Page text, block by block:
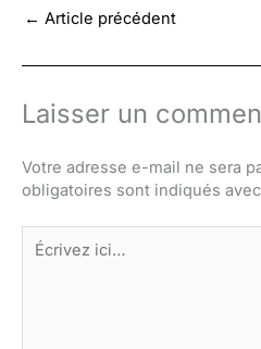
← Article précédent
Laisser un
Votre adresse e-mail ne sera
obligatoires sont indiqués avec
Écrivez
ici…